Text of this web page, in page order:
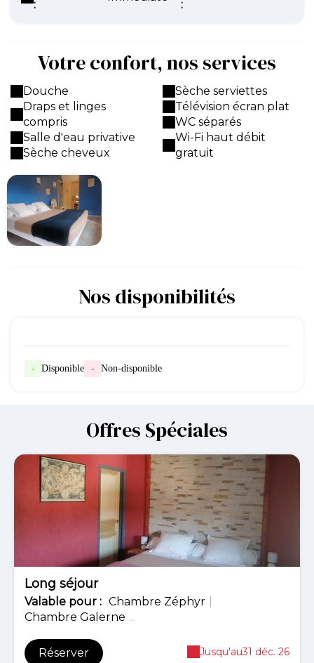
:
:
Votre confort, nos services
Douche
Draps et linges
compris
Salle d'eau privative
Sèche cheveux
Sèche serviettes
Télévision écran plat
WC séparés
Wi-Fi haut débit
gratuit
Nos disponibilités
- Disponible - Non-disponible
Offres Spéciales
-6.5€
Long séjour
Valable pour : Chambre Zéphyr
Chambre Galerne ...
Réserver Jusqu'au31 déc. 26